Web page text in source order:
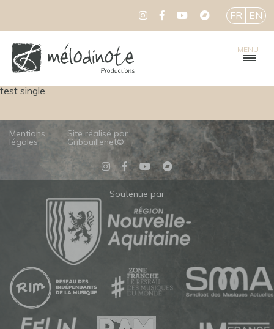
MENU
FR EN
test single
Mentions
légales
Site réalisé par
Gribouillenet©
Soutenue par